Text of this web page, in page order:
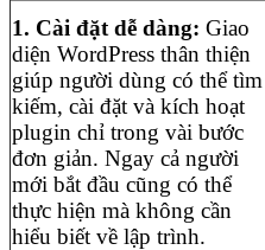
1. Cài đặt dễ dàng: Giao
diện WordPress thân thiện
giúp người dùng có thể tìm
kiếm, cài đặt và kích hoạt
plugin chỉ trong vài bước
đơn giản. Ngay cả người
mới bắt đầu cũng có thể
thực hiện mà không cần
hiểu biết về lập trình.